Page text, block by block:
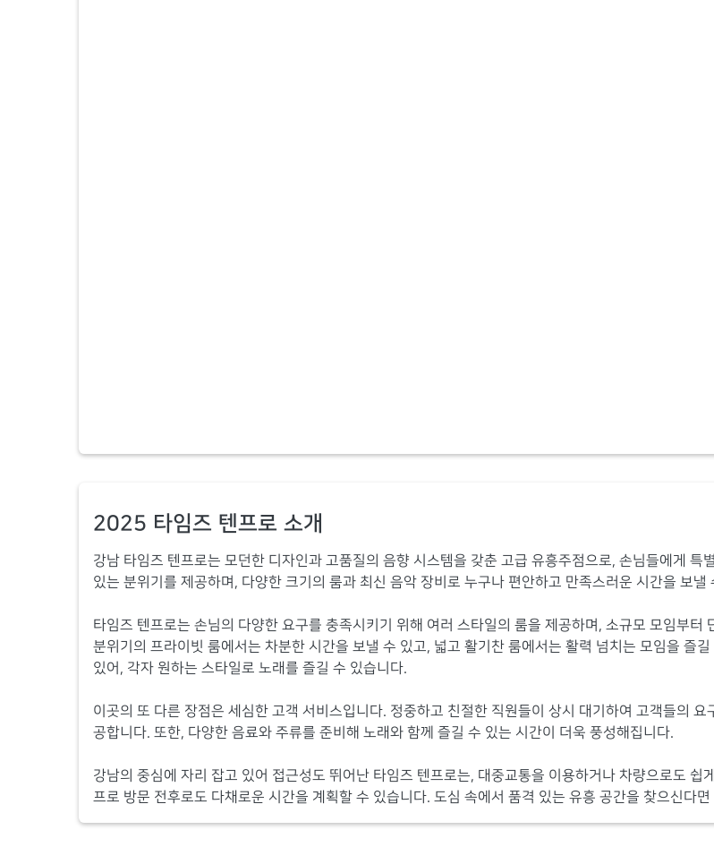
2025 타임즈 텐프로 소개
강남 타임즈 텐프로는 모던한 디자인과 고품질의 음향 시스템을 갖춘 고급 유흥주점으로, 손님들에게
있는 분위기를 제공하며, 다양한 크기의 룸과 최신 음악 장비로 누구나 편안하고 만족스러운 시간을 보낼
타임즈 텐프로는 손님의 다양한 요구를 충족시키기 위해 여러 스타일의 룸을 제공하며, 소규모 모임부
분위기의 프라이빗 룸에서는 차분한 시간을 보낼 수 있고, 넓고 활기찬 룸에서는 활력 넘치는 모임을 즐
있어, 각자 원하는 스타일로 노래를 즐길 수 있습니다.
이곳의 또 다른 장점은 세심한 고객 서비스입니다. 정중하고 친절한 직원들이 상시 대기하여 고객들의
공합니다. 또한, 다양한 음료와 주류를 준비해 노래와 함께 즐길 수 있는 시간이 더욱 풍성해집니다.
강남의 중심에 자리 잡고 있어 접근성도 뛰어난 타임즈 텐프로는, 대중교통을 이용하거나 차량으로도
프로 방문 전후로도 다채로운 시간을 계획할 수 있습니다. 도심 속에서 품격 있는 유흥 공간을 찾으신다